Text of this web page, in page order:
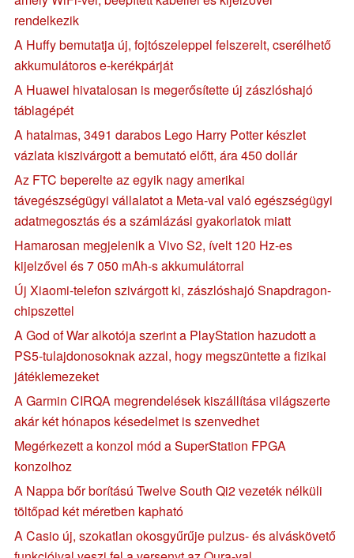
rendelkezik
A Huffy bemutatja új, fojtószeleppel felszerelt, cserélhető
akkumulátoros e-kerékpárját
A Huawei hivatalosan is megerősítette új zászlóshajó
táblagépét
A hatalmas, 3491 darabos Lego Harry Potter készlet
vázlata kiszivárgott a bemutató előtt, ára 450 dollár
Az FTC beperelte az egyik nagy amerikai
távegészségügyi vállalatot a Meta-val való egészségügyi
adatmegosztás és a számlázási gyakorlatok miatt
Hamarosan megjelenik a Vivo S2, ívelt 120 Hz-es
kijelzővel és 7 050 mAh-s akkumulátorral
Új Xiaomi-telefon szivárgott ki, zászlóshajó Snapdragon-
chipszettel
A God of War alkotója szerint a PlayStation hazudott a
PS5-tulajdonosoknak azzal, hogy megszüntette a fizikai
játéklemezeket
A Garmin CIRQA megrendelések kiszállítása világszerte
akár két hónapos késedelmet is szenvedhet
Megérkezett a konzol mód a SuperStation FPGA
konzolhoz
A Nappa bőr borítású Twelve South Qi2 vezeték nélküli
töltőpad két méretben kapható
A Casio új, szokatlan okosgyűrűje pulzus- és alváskövető